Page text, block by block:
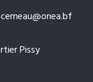
cemeau@onea.bf
Pissy